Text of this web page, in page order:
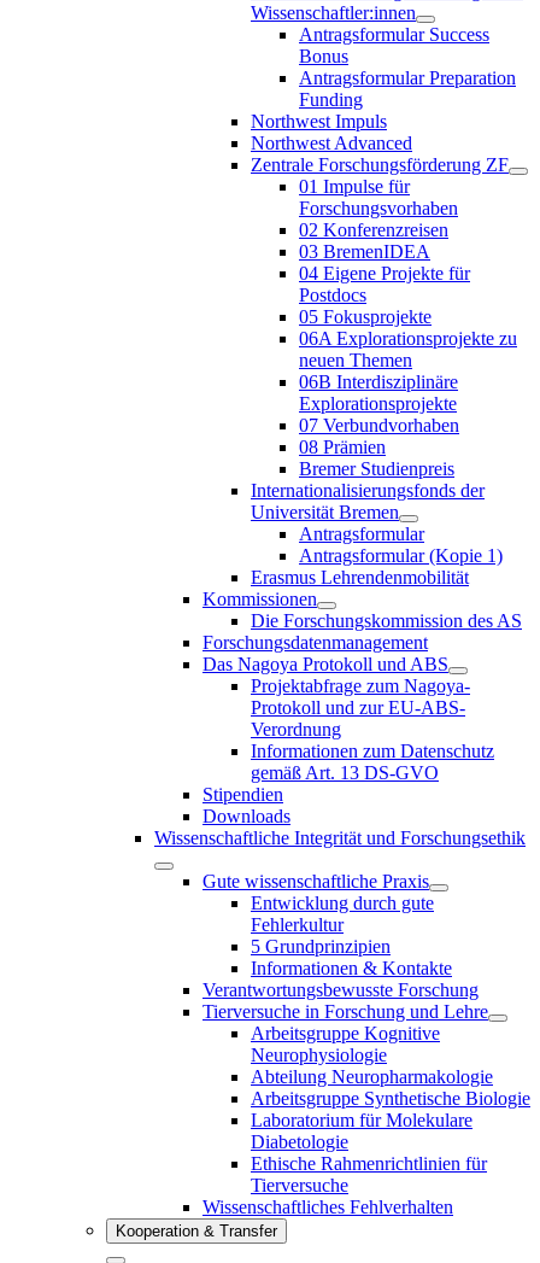
Wissenschaftler:innen
Antragsformular Success
Bonus
Antragsformular Preparation
Funding
Northwest Impuls
Northwest Advanced
Zentrale Forschungsförderung ZF
01 Impulse für
Forschungsvorhaben
02 Konferenzreisen
03 BremenIDEA
04 Eigene Projekte für
Postdocs
05 Fokusprojekte
06A Explorationsprojekte zu
neuen Themen
06B Interdisziplinäre
Explorationsprojekte
07 Verbundvorhaben
08 Prämien
Bremer Studienpreis
Internationalisierungsfonds der
Universität Bremen
Antragsformular
Antragsformular (Kopie 1)
Erasmus Lehrendenmobilität
Kommissionen
Die Forschungskommission des AS
Forschungsdatenmanagement
Das Nagoya Protokoll und ABS
Projektabfrage zum Nagoya-
Protokoll und zur EU-ABS-
Verordnung
Informationen zum Datenschutz
gemäß Art. 13 DS-GVO
Stipendien
Downloads
Wissenschaftliche Integrität und Forschungsethik
Gute wissenschaftliche Praxis
Entwicklung durch gute
Fehlerkultur
5 Grundprinzipien
Informationen & Kontakte
Verantwortungsbewusste Forschung
Tierversuche in Forschung und Lehre
Arbeitsgruppe Kognitive
Neurophysiologie
Abteilung Neuropharmakologie
Arbeitsgruppe Synthetische Biologie
Laboratorium für Molekulare
Diabetologie
Ethische Rahmenrichtlinien für
Tierversuche
Wissenschaftliches Fehlverhalten
Kooperation & Transfer